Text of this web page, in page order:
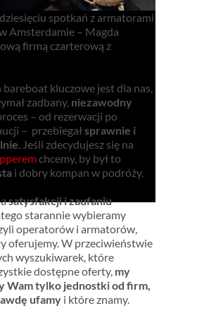
spotkań z armatorami
Amsterdamie – Magda
firmą czarterową z
kluczowe jest dla nas,
zadbany,niezawodny
– od rezerwacji po
– przebiegałsprawnie i
. Jeśli zdecydujesz się na
chcemy, by był to
i dobry kompan w podróży.
satysfakcji i zaufaniu
starannie wybieramy
operatorów i armatorów,
oferujemy. W przeciwieństwie
wyszukiwarek, które
dostępne oferty, my
Wam tylko jednostki od firm,
ufamy i które znamy.